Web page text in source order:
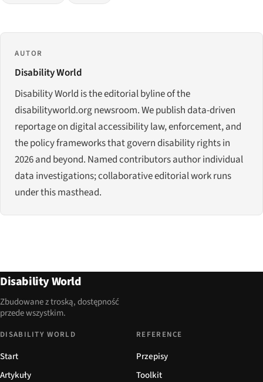
AUTOR
Disability World
Disability World is the editorial byline of the
disabilityworld.org newsroom. We publish data-driven
reportage on digital accessibility law, enforcement, and
the policy frameworks that govern disability rights in
2026 and beyond. Named contributors author individual
data investigations; collaborative editorial work runs
under this masthead.
Disability World
Zbudowane z troską, dostępność
przede wszystkim.
DISABILITY WORLD
Start
Artykuły
REFERENCE
Przepisy
Toolkit